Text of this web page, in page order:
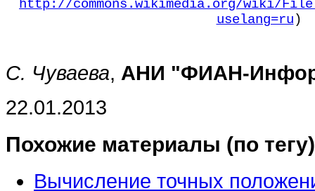
http://commons.wikimedia.org/wiki/
uselang=ru )
С. Чуваева, АНИ "ФИАН-
22.01.2013
Похожие материалы (по тегу)
Вычисление точных